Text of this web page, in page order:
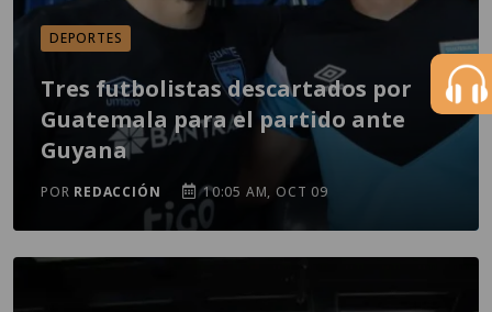
DEPORTES
Tres futbolistas descartados por
Guatemala para el partido ante
Guyana
POR REDACCIÓN 10:05 AM, OCT 09